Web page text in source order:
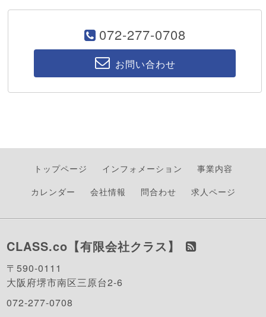
072-277-0708
お問い合わせ
トップページ インフォメーション
事業内容
カレンダー
会社情報 問合わせ 求人ページ
CLASS.co【有限会社クラス】
〒590-0111
大阪府堺市南区三原台2-6
072-277-0708